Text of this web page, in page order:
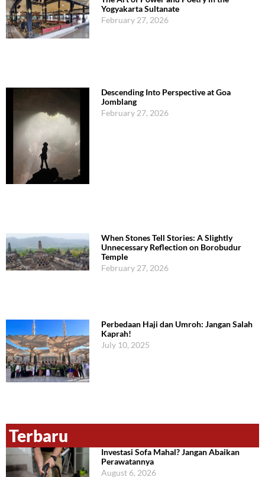
Yogyakarta Sultanate
February 27, 2026
Descending Into Perspective at Goa
Jomblang
February 27, 2026
When Stones Tell Stories: A Slightly
Unnecessary Reflection on Borobudur
Temple
February 27, 2026
Perbedaan Haji dan Umroh: Jangan Salah
Kaprah!
July 10, 2025
Terbaru
Investasi Sofa Mahal? Jangan Abaikan
Perawatannya
August 6, 2026